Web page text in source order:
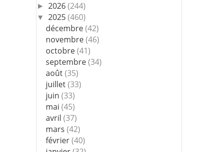
► 2026(244)
▼ 2025(460)
décembre(42)
novembre(46)
octobre(41)
septembre(34)
août(35)
juillet(33)
juin(33)
mai(45)
avril(37)
mars(42)
février(40)